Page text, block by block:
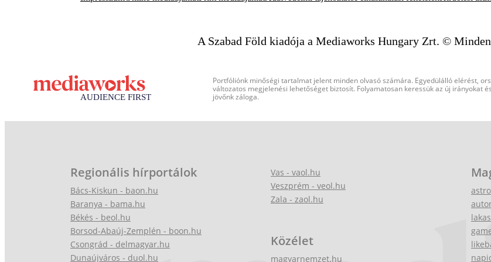
A Szabad Föld kiadója a Mediaworks Hungary Zrt. ©
Portfóliónk minőségi tartalmat jelent minden olvasó számára. Egyedülálló elérést,
változatos megjelenési lehetőséget biztosít. Folyamatosan keressük az új irányokat
jövőnk záloga.
Regionális hírportálok
Bács-Kiskun - baon.hu
Baranya - bama.hu
Békés - beol.hu
Borsod-Abaúj-Zemplén - boon.hu
Csongrád - delmagyar.hu
Dunaújváros - duol.hu
Vas - vaol.hu
Veszprém - veol.hu
Zala - zaol.hu
Közélet
magyarnemzet.hu